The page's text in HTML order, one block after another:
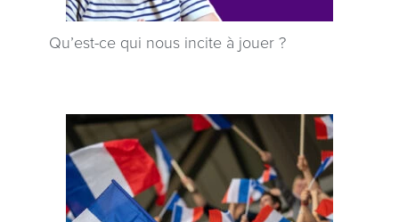
Qu’est-ce qui nous incite à jouer ?